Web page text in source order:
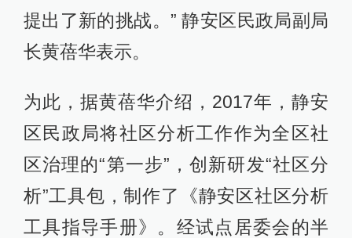
提出了新的挑战。” 静安区民政局副局
长黄蓓华表示。
为此，据黄蓓华介绍，2017年，静安
区民政局将社区分析工作作为全区社
区治理的“第一步”，创新研发“社区分
析”工具包，制作了《静安区社区分析
工具指导手册》。经试点居委会的半